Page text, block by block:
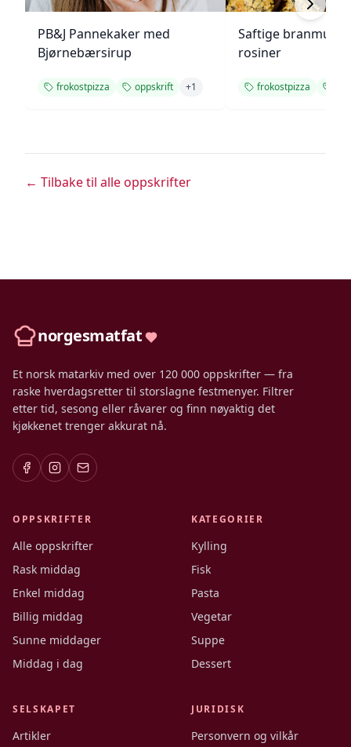
PB&J Pannekaker med
Bjørnebærsirup
frokostpizza oppskrift +1
Saftige
rosiner
frokostpizza
← Tilbake til alle oppskrifter
norgesmatfat
Et norsk matarkiv med over 120 000 oppskrifter — fra
raske hverdagsretter til storslagne festmenyer. Filtrer
etter tid, sesong eller råvarer og finn nøyaktig det
kjøkkenet trenger akkurat nå.
OPPSKRIFTER
Alle oppskrifter
Rask middag
Enkel middag
Billig middag
Sunne middager
Middag i dag
KATEGORIER
Kylling
Fisk
Pasta
Vegetar
Suppe
Dessert
SELSKAPET
Artikler
JURIDISK
Personvern og vilkår